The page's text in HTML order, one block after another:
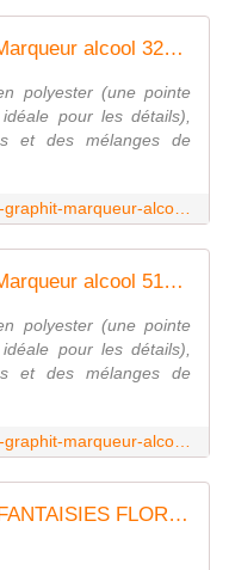
GI03250 GI03250 GRAPH'IT Marqueur alcool 3250 - Bronze FEE DU SCRAP
polyester (une pointe
pour les détails),
et des mélanges de
GI05140 GI05140 GRAPH'IT Marqueur alcool 5140 - Antik pink FEE DU SCRAP
polyester (une pointe
pour les détails),
et des mélanges de
FE320008 : TAMPON BOIS - FANTAISIES FLORALES FEE DU SCRAP